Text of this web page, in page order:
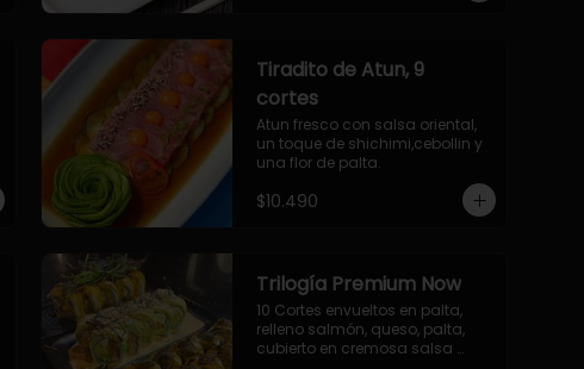
Tiradito de Atun, 9
cortes
Atun fresco con salsa oriental,
un toque de shichimi,cebollin y
una flor de palta.
$10.490
Trilogía Premium Now
10 Cortes envueltos en palta,
relleno salmón, queso, palta,
cubierto en cremosa salsa